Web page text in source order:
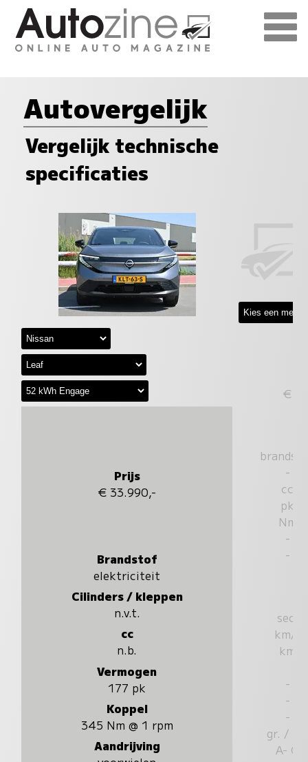
Autovergelijk
Vergelijk technische
specificaties
Prijs
€ 33.990,-
Brandstof
elektriciteit
Cilinders / kleppen
n.v.t.
cc
n.b.
Vermogen
177 pk
Koppel
345 Nm @ 1 rpm
Aandrijving
€
-
cc
pk
Nm
-
-
sec.
km/u
km
-
-
-
gr. / km
A- G